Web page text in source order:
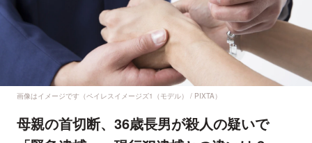
画像はイメージです（ペイレスイメージズ1（モデル） / PIXTA）
母親の首切断、36歳長男が殺人の疑いで